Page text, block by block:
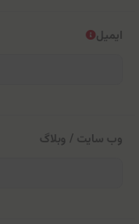
ایمیل
وب سایت / وبلاگ